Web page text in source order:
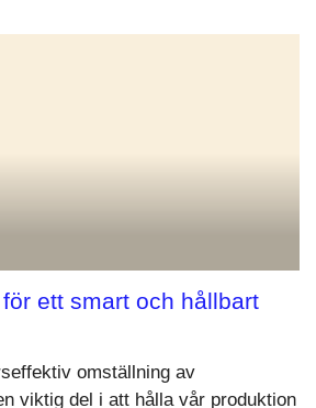
ett smart och hållbart
omställning av
viktig del i att hålla vår produktion